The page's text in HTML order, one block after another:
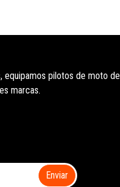
equipamos pilotos de moto de
marcas.
Enviar